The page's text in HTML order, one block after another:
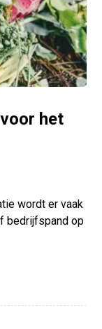
het
wordt er vaak
bedrijfspand op